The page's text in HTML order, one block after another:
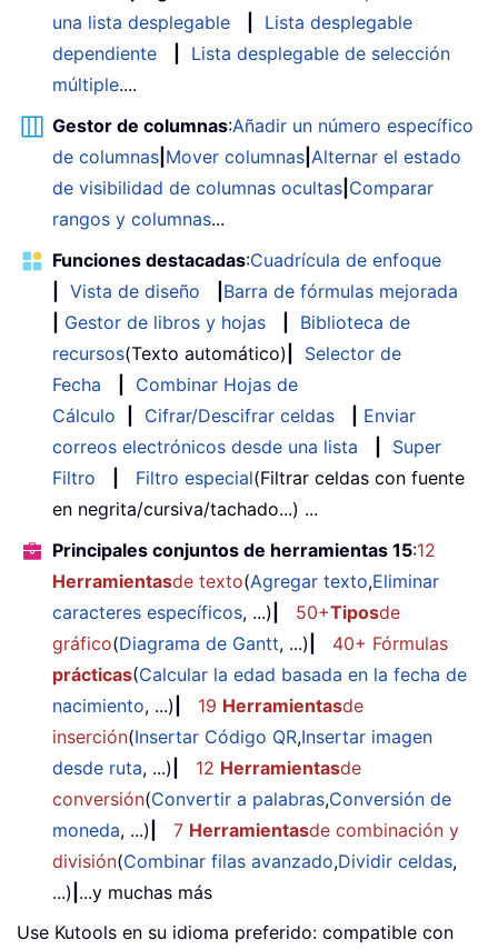
una lista desplegable
Lista desplegable
dependiente
Lista desplegable de selección
múltiple....
Gestor de columnas:Añadir un número específico
de columnas Mover columnas Alternar el estado
de visibilidad de columnas ocultas Comparar
rangos y columnas...
Funciones destacadas:Cuadrícula de enfoque
Vista de diseño
Barra de fórmulas mejorada
Gestor de libros y hojas
Biblioteca de
recursos(Texto automático)
Selector de
Fecha
Combinar Hojas de
Cálculo
Cifrar/Descifrar celdas
Enviar
correos electrónicos desde una lista
Super
Filtro
Filtro especial(Filtrar celdas con fuente
en negrita/cursiva/tachado...) ...
Principales conjuntos de herramientas 15:12
Herramientasde texto(Agregar texto,Eliminar
caracteres específicos, ...) 50+Tiposde
gráfico(Diagrama de Gantt, ...)
40+ Fórmulas
prácticas(Calcular la edad basada en la fecha de
nacimiento, ...) 19 Herramientasde
inserción(Insertar Código QR,Insertar imagen
desde ruta, ...) 12 Herramientasde
conversión(Convertir a palabras,Conversión de
moneda, ...) 7 Herramientasde combinación y
división(Combinar filas avanzado,Dividir celdas,
...) ...y muchas más
Use Kutools en su idioma preferido: compatible con